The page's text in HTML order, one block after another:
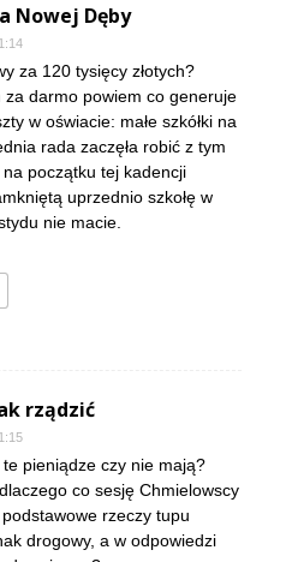
Nowej Dęby
za 120 tysięcy złotych?
za darmo powiem co generuje
w oświacie: małe szkółki na
rada zaczęła robić z tym
początku tej kadencji
uprzednio szkołę w
nie macie.
rządzić
pieniądze czy nie mają?
co sesję Chmielowscy
rzeczy tupu
drogowy, a w odpowiedzi